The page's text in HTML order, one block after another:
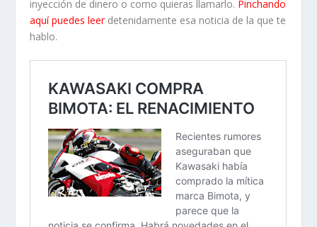
inyección de dinero o como quieras llamarlo. Pinchando
aquí puedes leerdetenidamente esa noticia de la que te
hablo.